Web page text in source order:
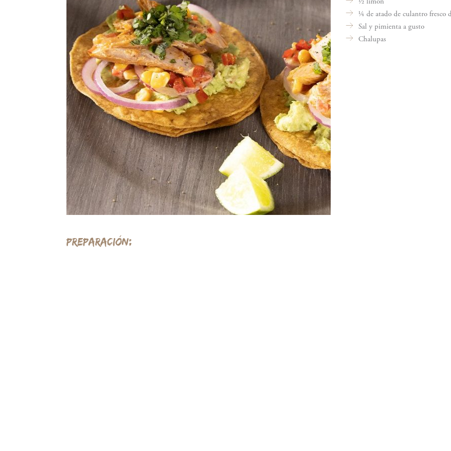
½ limón
¼ de atado de culantro fresco
Sal y pimienta a gusto
Chalupas
PREPARACIÓN: